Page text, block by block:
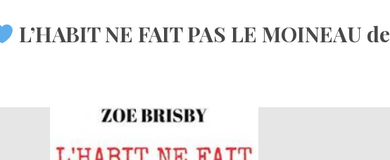
L’HABIT NE FAIT PAS LE MOINEAU de